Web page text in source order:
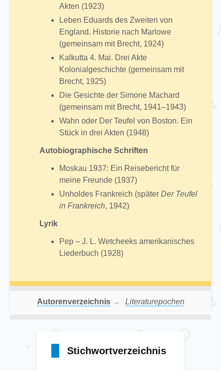
Akten (1923)
Leben Eduards des Zweiten von
England. Historie nach Marlowe
(gemeinsam mit Brecht, 1924)
Kalkutta 4. Mai. Drei Akte
Kolonialgeschichte (gemeinsam mit
Brecht, 1925)
Die Gesichte der Simone Machard
(gemeinsam mit Brecht, 1941–1943)
Wahn oder Der Teufel von Boston. Ein
Stück in drei Akten (1948)
Autobiographische Schriften
Moskau 1937: Ein Reisebericht für
meine Freunde (1937)
Unholdes Frankreich (später Der Teufel
in Frankreich, 1942)
Lyrik
Pep – J. L. Wetcheeks amerikanisches
Liederbuch (1928)
Autorenverzeichnis → Literaturepochen
Stichwortverzeichnis